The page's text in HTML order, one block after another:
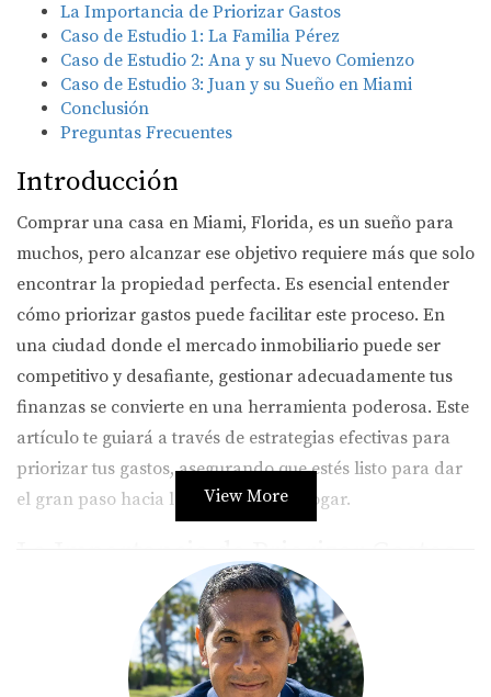
La Importancia de Priorizar Gastos
Caso de Estudio 1: La Familia Pérez
Caso de Estudio 2: Ana y su Nuevo Comienzo
Caso de Estudio 3: Juan y su Sueño en Miami
Conclusión
Preguntas Frecuentes
Introducción
Comprar una casa en Miami, Florida, es un sueño para
muchos, pero alcanzar ese objetivo requiere más que solo
encontrar la propiedad perfecta. Es esencial entender
cómo priorizar gastos puede facilitar este proceso. En
una ciudad donde el mercado inmobiliario puede ser
competitivo y desafiante, gestionar adecuadamente tus
finanzas se convierte en una herramienta poderosa. Este
artículo te guiará a través de estrategias efectivas para
priorizar tus gastos, asegurando que estés listo para dar
el gran paso hacia la compra de tu hogar.
Priorizar gastos significa identificar cuáles son tus
necesidades financieras más urgentes y cuáles pueden
esperar. Esto no solo te ayuda a ahorrar para el pago
inicial, sino que también mejora tu perfil financiero ante
View More